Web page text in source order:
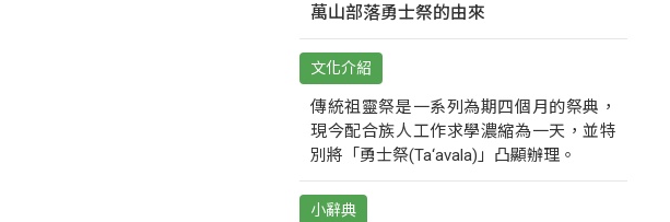
萬山部落勇士祭的由來
文化介紹
傳統祖靈祭是一系列為期四個月的祭典，
現今配合族人工作求學濃縮為一天，並特
別將「勇士祭(Ta‘avala)」凸顯辦理。
小辭典